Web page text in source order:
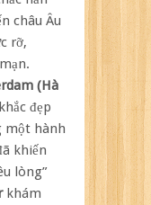
châu Âu
rỡ,
(Hà
đẹp
một hành
khiến
lòng”
khám